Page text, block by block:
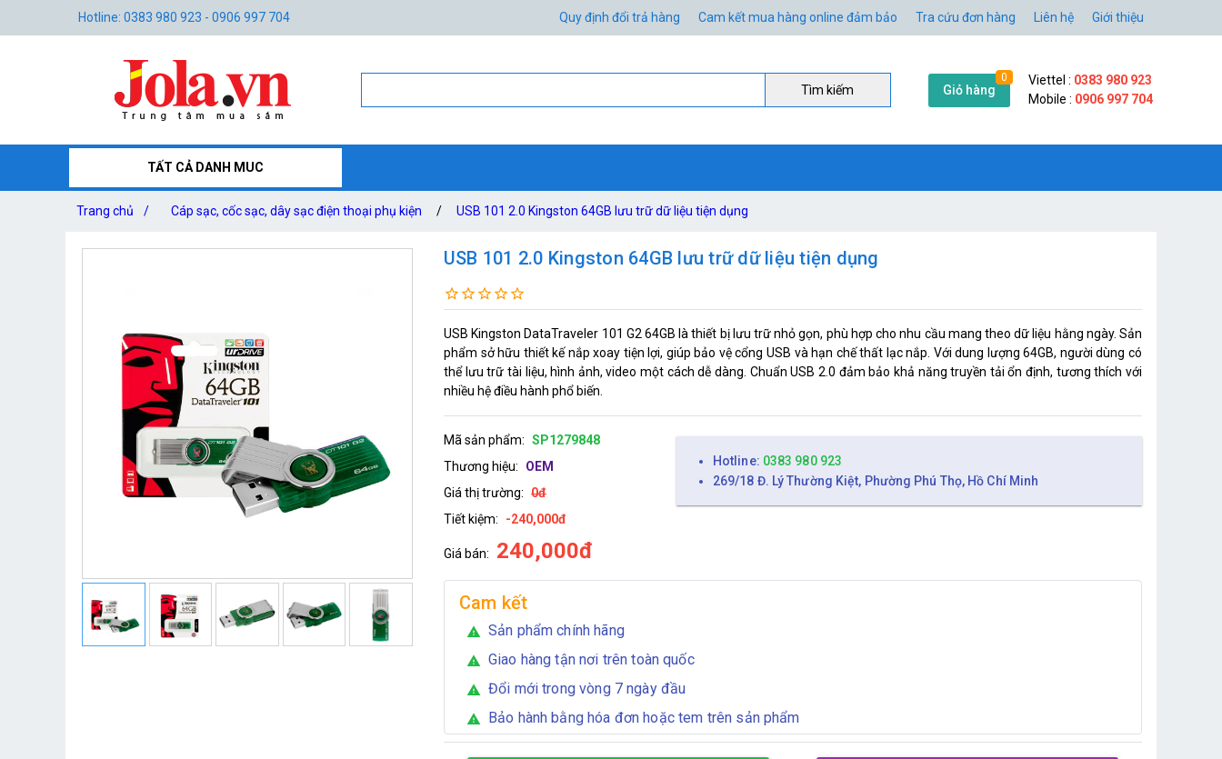
Hotline: 0383 980 923 - 0906 997 704 Quy định đổi trả hàng Cam kết mua hàng online đảm bảo Tra cứu đơn hàng Liên hệ Giới thiệu
Tìm kiếm Giỏ hàng
0 Viettel : 0383 980 923
Mobile : 0906 997 704
TẤT CẢ DANH MUC
Trang chủ / Cáp sạc, cốc sạc, dây sạc điện thoại phụ kiện / USB 101 2.0 Kingston 64GB lưu trữ dữ liệu tiện dụng
USB 101 2.0 Kingston 64GB lưu trữ dữ liệu tiện dụng
USB Kingston DataTraveler 101 G2 64GB là thiết bị lưu trữ nhỏ gọn, phù hợp cho nhu cầu mang theo dữ liệu hằng ngày. Sản
phẩm sở hữu thiết kế nắp xoay tiện lợi, giúp bảo vệ cổng USB và hạn chế thất lạc nắp. Với dung lượng 64GB, người dùng có
thể lưu trữ tài liệu, hình ảnh, video một cách dễ dàng. Chuẩn USB 2.0 đảm bảo khả năng truyền tải ổn định, tương thích với
nhiều hệ điều hành phổ biến.
Mã sản phẩm: SP1279848
Thương hiệu:
OEM
Giá thị trường: 0đ
Tiết kiệm:
-240,000đ
Giá bán: 240,000đ
Hotline: 0383 980 923
269/18 Đ. Lý Thường Kiệt, Phường Phú Thọ, Hồ Chí Minh
Cam kết
warning Sản phẩm chính hãng
warning Giao hàng tận nơi trên toàn quốc
warning Đổi mới trong vòng 7 ngày đầu
warning Bảo hành bằng hóa đơn hoặc tem trên sản phẩm